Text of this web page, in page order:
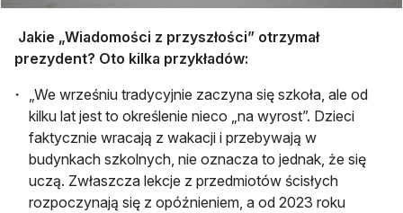
Jakie „Wiadomości z przyszłości” otrzymał
prezydent? Oto kilka przykładów:
„We wrześniu tradycyjnie zaczyna się szkoła, ale od
kilku lat jest to określenie nieco „na wyrost”. Dzieci
faktycznie wracają z wakacji i przebywają w
budynkach szkolnych, nie oznacza to jednak, że się
uczą. Zwłaszcza lekcje z przedmiotów ścisłych
rozpoczynają się z opóźnieniem, a od 2023 roku